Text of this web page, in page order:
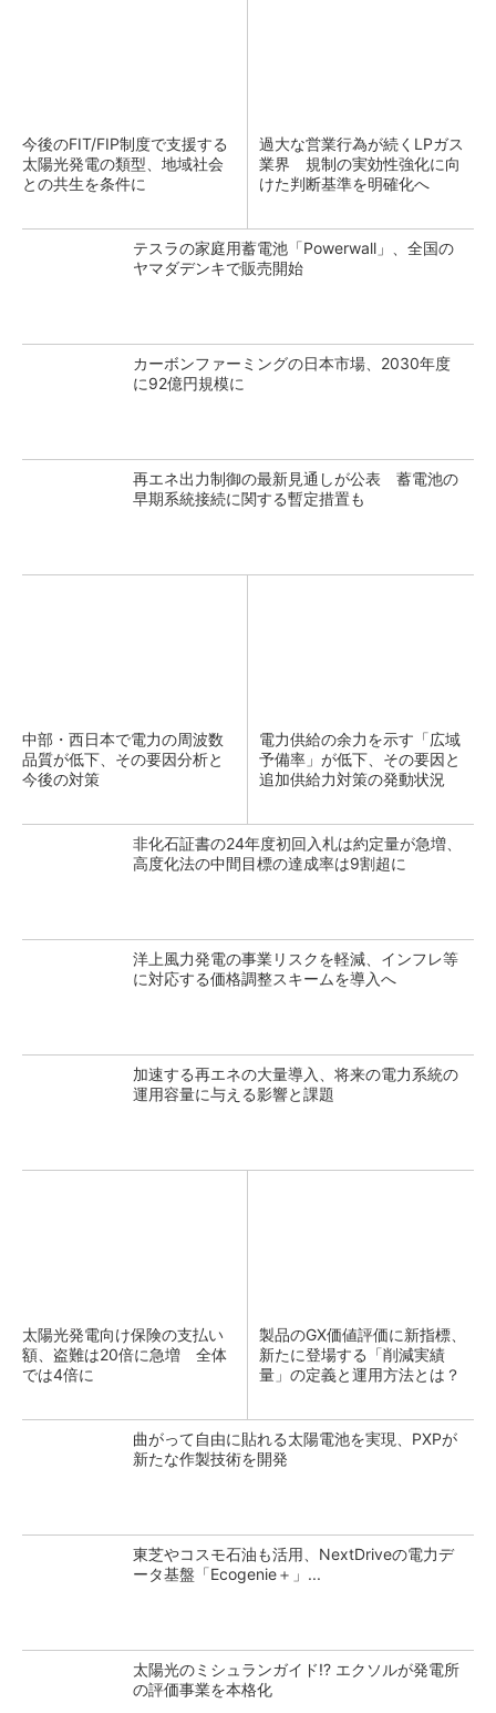
今後のFIT/FIP制度で支援する
太陽光発電の類型、地域社会
との共生を条件に
過大な営業行為が続くLPガス
業界 規制の実効性強化に向
けた判断基準を明確化へ
テスラの家庭用蓄電池「Powerwall」、全国の
ヤマダデンキで販売開始
カーボンファーミングの日本市場、2030年度
に92億円規模に
再エネ出力制御の最新見通しが公表 蓄電池の
早期系統接続に関する暫定措置も
中部・西日本で電力の周波数
品質が低下、その要因分析と
今後の対策
電力供給の余力を示す「広域
予備率」が低下、その要因と
追加供給力対策の発動状況
非化石証書の24年度初回入札は約定量が急増、
高度化法の中間目標の達成率は9割超に
洋上風力発電の事業リスクを軽減、インフレ等
に対応する価格調整スキームを導入へ
加速する再エネの大量導入、将来の電力系統の
運用容量に与える影響と課題
太陽光発電向け保険の支払い
額、盗難は20倍に急増 全体
では4倍に
製品のGX価値評価に新指標、
新たに登場する「削減実績
量」の定義と運用方法とは？
曲がって自由に貼れる太陽電池を実現、PXPが
新たな作製技術を開発
東芝やコスモ石油も活用、NextDriveの電力デ
ータ基盤「Ecogenie＋」...
太陽光のミシュランガイド!? エクソルが発電所
の評価事業を本格化